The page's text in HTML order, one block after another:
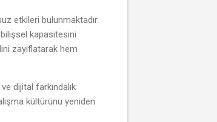
etkileri bulunmaktadır.
bilişsel kapasitesini
zayıflatarak hem
dijital farkındalık
kültürünü yeniden